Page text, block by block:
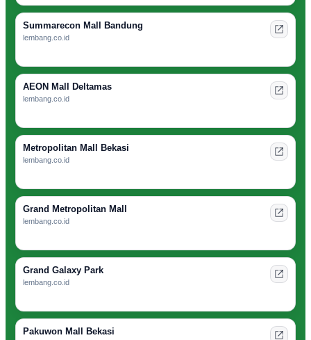
Summarecon Mall Bandung
lembang.co.id
AEON Mall Deltamas
lembang.co.id
Metropolitan Mall Bekasi
lembang.co.id
Grand Metropolitan Mall
lembang.co.id
Grand Galaxy Park
lembang.co.id
Pakuwon Mall Bekasi